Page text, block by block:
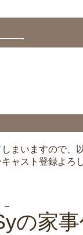
———
まいますので、
ャスト登録よろ
の家